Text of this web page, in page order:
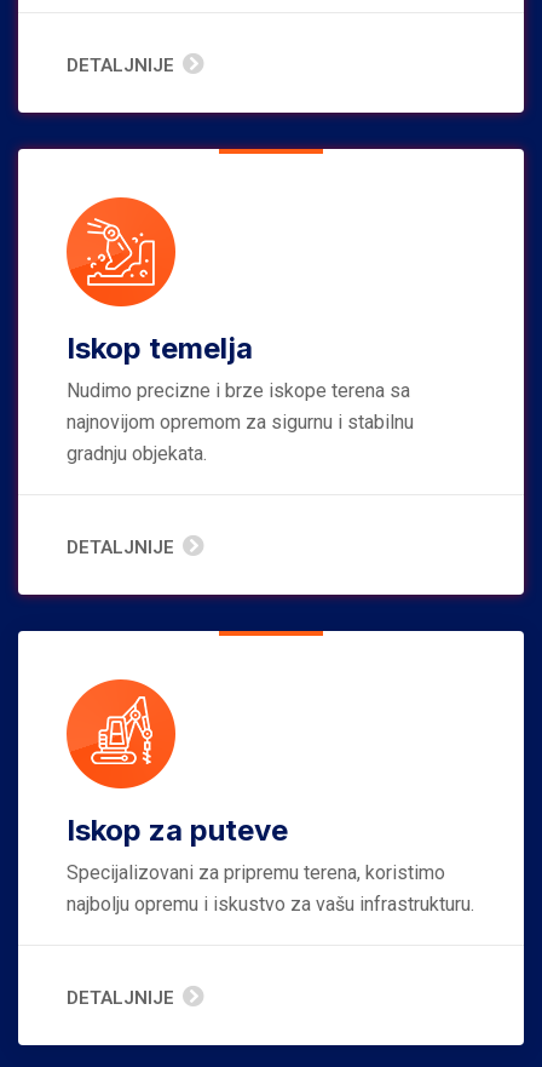
DETALJNIJE
Iskop temelja
Nudimo precizne i brze iskope terena sa
najnovijom opremom za sigurnu i stabilnu
gradnju objekata.
DETALJNIJE
Iskop za puteve
Specijalizovani za pripremu terena, koristimo
najbolju opremu i iskustvo za vašu infrastrukturu.
DETALJNIJE